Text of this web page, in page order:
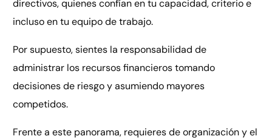
directivos, quienes confían en tu capacidad, criterio e
incluso en tu equipo de trabajo.
Por supuesto, sientes la responsabilidad de
administrar los recursos financieros tomando
decisiones de riesgo y asumiendo mayores
competidos.
Frente a este panorama, requieres de organización y el